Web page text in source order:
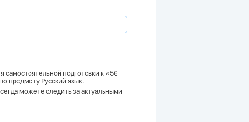
самостоятельной подготовки к «56
предмету Русский язык.
можете следить за актуальными